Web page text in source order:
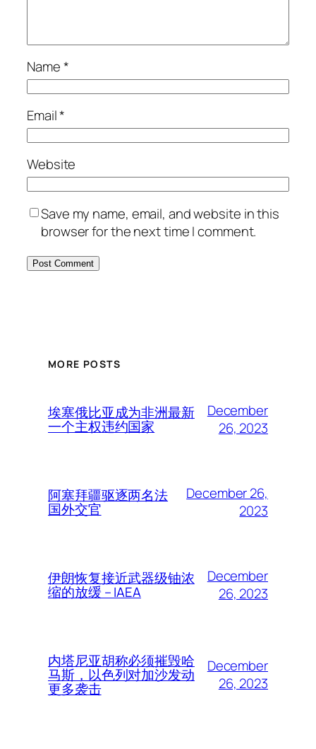
Name*
Email*
Website
Save my name, email, and website in this
browser for the next time I comment.
MORE POSTS
埃塞俄比亚成为非洲最新
一个主权违约国家
December
26, 2023
阿塞拜疆驱逐两名法
国外交官
December 26,
2023
伊朗恢复接近武器级铀浓
缩的放缓 – IAEA
December
26, 2023
内塔尼亚胡称必须摧毁哈
马斯，以色列对加沙发动
更多袭击
December
26, 2023